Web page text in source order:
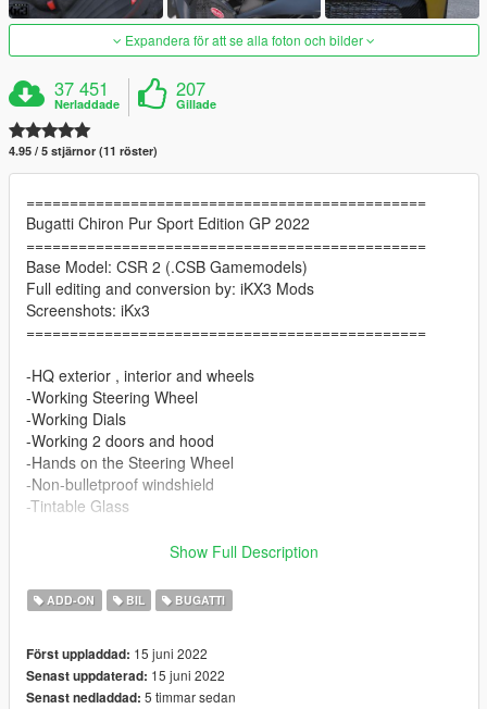
Expandera för att se alla foton och bilder
37 451
Nerladdade
207
Gillade
4.95 / 5 stjärnor (11 röster)
==============================================
Bugatti Chiron Pur Sport Edition GP 2022
==============================================
Base Model: CSR 2 (.CSB Gamemodels)
Full editing and conversion by: iKX3 Mods
Screenshots: iKx3
==============================================
-HQ exterior , interior and wheels
-Working Steering Wheel
-Working Dials
-Working 2 doors and hood
-Hands on the Steering Wheel
-Non-bulletproof windshield
-Tintable Glass
-Color1: Body
-Color2: Logo interior
-Color6: Interior
-Color7: Stitch
Show Full Description
ADD-ON BIL BUGATTI
Först uppladdad: 15 juni 2022
Senast uppdaterad: 15 juni 2022
Senast nedladdad: 5 timmar sedan